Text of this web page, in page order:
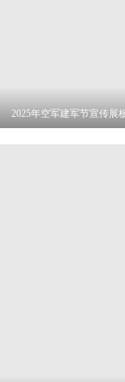
2025年空军建军节宣传展